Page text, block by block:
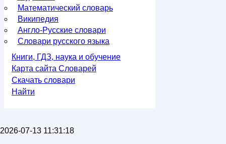
Математический словарь
Википедия
Англо-Русские словари
Словари русского языка
Книги, ГДЗ, наука и обучение
Карта сайта Словарей
Скачать словари
Найти
2026-07-13 11:31:18